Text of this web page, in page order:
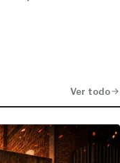
Ver todo